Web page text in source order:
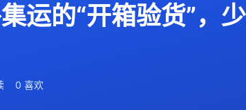
运的“开箱验货”，
0 喜欢